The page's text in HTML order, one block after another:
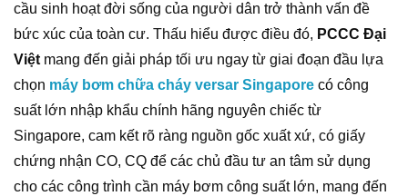
cầu sinh hoạt đời sống của người dân trở thành vấn đề
bức xúc của toàn cư. Thấu hiểu được điều đó, PCCC Đại
Việt mang đến giải pháp tối ưu ngay từ giai đoạn đầu lựa
chọn máy bơm chữa cháy versar Singapore có công
suất lớn nhập khẩu chính hãng nguyên chiếc từ
Singapore, cam kết rõ ràng nguồn gốc xuất xứ, có giấy
chứng nhận CO, CQ để các chủ đầu tư an tâm sử dụng
cho các công trình cần máy bơm công suất lớn, mang đến